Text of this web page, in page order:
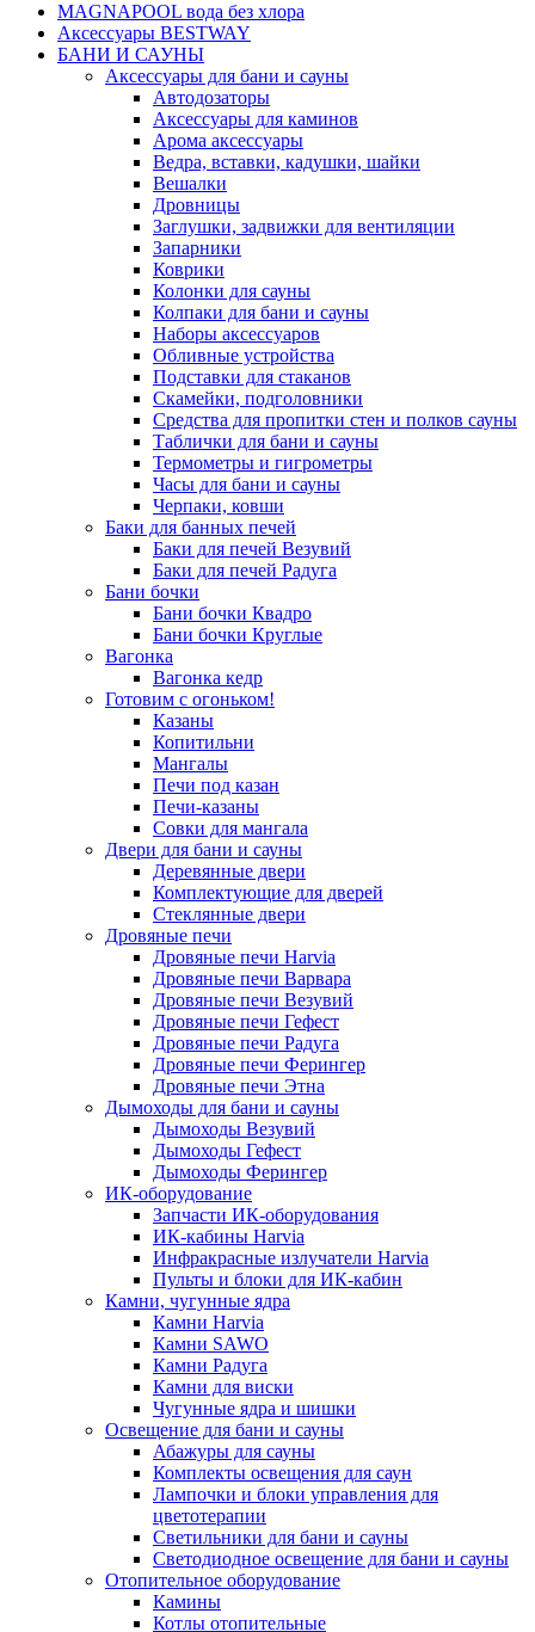
MAGNAPOOL вода без хлора
Аксессуары BESTWAY
БАНИ И САУНЫ
Аксессуары для бани и сауны
Автодозаторы
Аксессуары для каминов
Арома аксессуары
Ведра, вставки, кадушки, шайки
Вешалки
Дровницы
Заглушки, задвижки для вентиляции
Запарники
Коврики
Колонки для сауны
Колпаки для бани и сауны
Наборы аксессуаров
Обливные устройства
Подставки для стаканов
Скамейки, подголовники
Средства для пропитки стен и полков сауны
Таблички для бани и сауны
Термометры и гигрометры
Часы для бани и сауны
Черпаки, ковши
Баки для банных печей
Баки для печей Везувий
Баки для печей Радуга
Бани бочки
Бани бочки Квадро
Бани бочки Круглые
Вагонка
Вагонка кедр
Готовим с огоньком!
Казаны
Копитильни
Мангалы
Печи под казан
Печи-казаны
Совки для мангала
Двери для бани и сауны
Деревянные двери
Комплектующие для дверей
Стеклянные двери
Дровяные печи
Дровяные печи Harvia
Дровяные печи Варвара
Дровяные печи Везувий
Дровяные печи Гефест
Дровяные печи Радуга
Дровяные печи Ферингер
Дровяные печи Этна
Дымоходы для бани и сауны
Дымоходы Везувий
Дымоходы Гефест
Дымоходы Ферингер
ИК-оборудование
Запчасти ИК-оборудования
ИК-кабины Harvia
Инфракрасные излучатели Harvia
Пульты и блоки для ИК-кабин
Камни, чугунные ядра
Камни Harvia
Камни SAWO
Камни Радуга
Камни для виски
Чугунные ядра и шишки
Освещение для бани и сауны
Абажуры для сауны
Комплекты освещения для саун
Лампочки и блоки управления для
цветотерапии
Светильники для бани и сауны
Светодиодное освещение для бани и сауны
Отопительное оборудование
Камины
Котлы отопительные